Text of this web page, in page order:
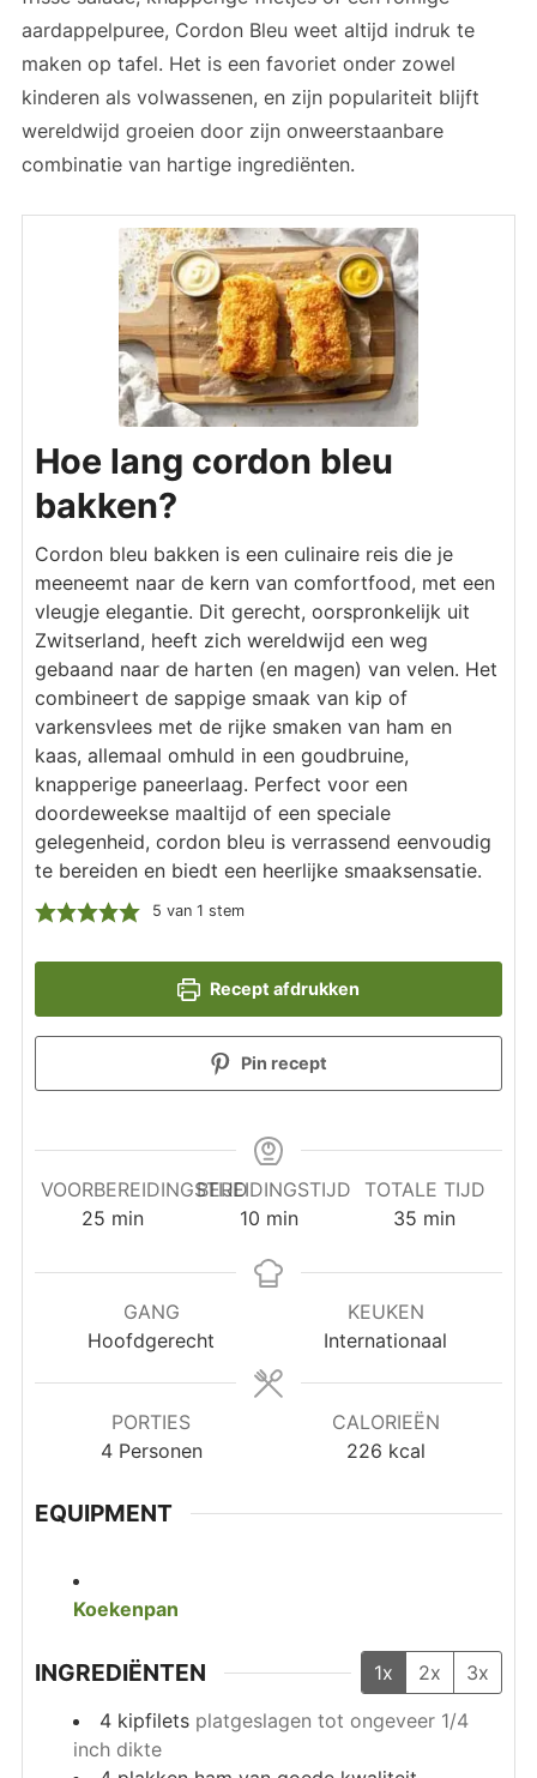
aardappelpuree, Cordon Bleu weet altijd indruk te
maken op tafel. Het is een favoriet onder zowel
kinderen als volwassenen, en zijn populariteit blijft
wereldwijd groeien door zijn onweerstaanbare
combinatie van hartige ingrediënten.
Hoe lang cordon bleu
bakken?
Cordon bleu bakken is een culinaire reis die je
meeneemt naar de kern van comfortfood, met een
vleugje elegantie. Dit gerecht, oorspronkelijk uit
Zwitserland, heeft zich wereldwijd een weg
gebaand naar de harten (en magen) van velen. Het
combineert de sappige smaak van kip of
varkensvlees met de rijke smaken van ham en
kaas, allemaal omhuld in een goudbruine,
knapperige paneerlaag. Perfect voor een
doordeweekse maaltijd of een speciale
gelegenheid, cordon bleu is verrassend eenvoudig
te bereiden en biedt een heerlijke smaaksensatie.
5 van 1 stem
Recept afdrukken
Pin recept
VOORBEREIDINGSTIJD
25minuten
min
BEREIDINGSTIJD
10minuten
min
TOTALE TIJD
35 minuten
min
GANG
Hoofdgerecht
KEUKEN
Internationaal
PORTIES
4 Personen
CALORIEËN
226 kcal
EQUIPMENT
Koekenpan
INGREDIËNTEN 1x 2x
3x
4 kipfilets platgeslagen tot ongeveer 1/4
inch dikte